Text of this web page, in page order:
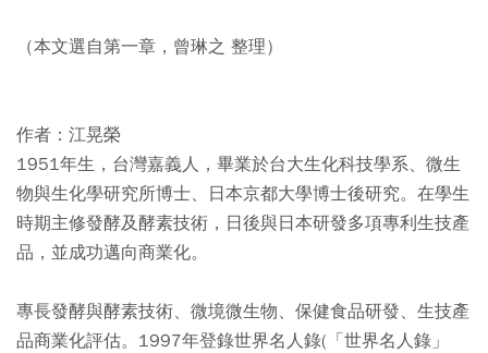
（本文選自第一章，曾琳之 整理）
作者：江晃榮
1951年生，台灣嘉義人，畢業於台大生化科技學系、微生
物與生化學研究所博士、日本京都大學博士後研究。在學生
時期主修發酵及酵素技術，日後與日本研發多項專利生技產
品，並成功邁向商業化。
專長發酵與酵素技術、微境微生物、保健食品研發、生技產
品商業化評估。1997年登錄世界名人錄(「世界名人錄」